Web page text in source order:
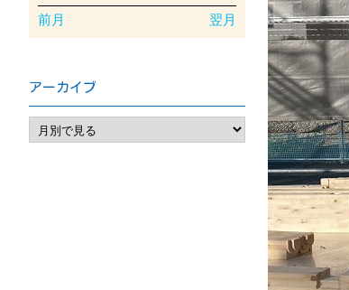
前月 翌月
アーカイブ